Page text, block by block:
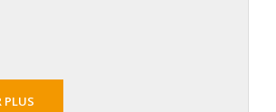
PLUS